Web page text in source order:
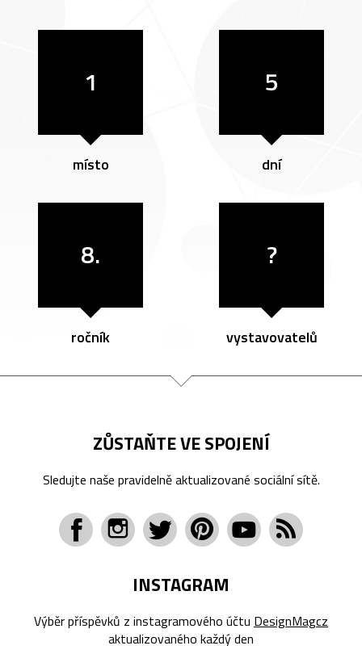
1
místo
5
dní
8.
ročník
?
vystavovatelů
ZŮSTAŇTE VE SPOJENÍ
Sledujte naše pravidelně aktualizované sociální sítě.
INSTAGRAM
Výběr příspěvků z instagramového účtu DesignMagcz
aktualizovaného každý den